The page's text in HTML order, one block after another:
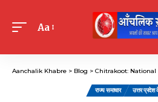
Font
Aa
Aanchalik Khabre > Blog > Chitrakoot: National Lok Adalat के सफल
राज्य समाचार उत्तर प्रदेश